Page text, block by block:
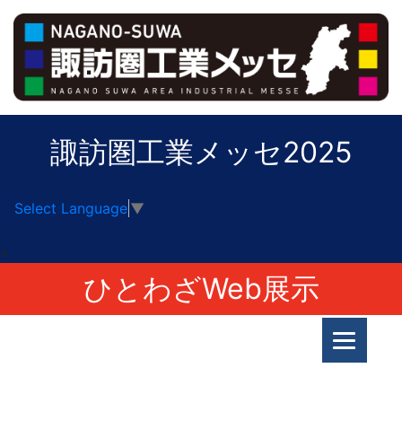
諏訪圏工業メッセ2025
Select Language ▼
>
ひとわざWeb展示